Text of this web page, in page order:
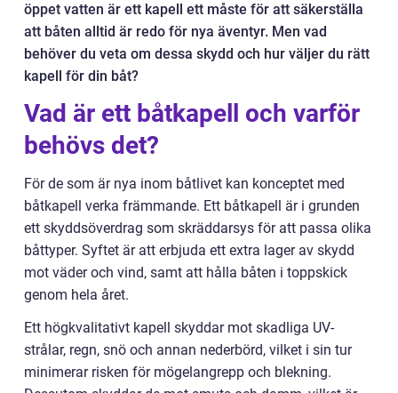
öppet vatten är ett kapell ett måste för att säkerställa
att båten alltid är redo för nya äventyr. Men vad
behöver du veta om dessa skydd och hur väljer du rätt
kapell för din båt?
Vad är ett båtkapell och varför
behövs det?
För de som är nya inom båtlivet kan konceptet med
båtkapell verka främmande. Ett båtkapell är i grunden
ett skyddsöverdrag som skräddarsys för att passa olika
båttyper. Syftet är att erbjuda ett extra lager av skydd
mot väder och vind, samt att hålla båten i toppskick
genom hela året.
Ett högkvalitativt kapell skyddar mot skadliga UV-
strålar, regn, snö och annan nederbörd, vilket i sin tur
minimerar risken för mögelangrepp och blekning.